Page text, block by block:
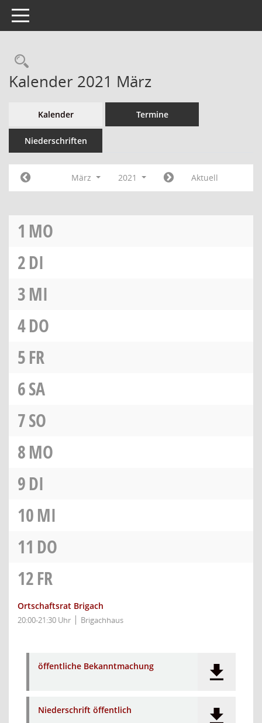
Toggle navigation
Kalender 2021 März
Kalender Termine
Niederschriften
März 2021 Aktuell
1 MO
2DI
3MI
4DO
5FR
6SA
7SO
8MO
9DI
10MI
11 DO
12FR
Ortschaftsrat Brigach
20:00-21:30 Uhr Brigachhaus
öffentliche Bekanntmachung
Niederschrift öffentlich